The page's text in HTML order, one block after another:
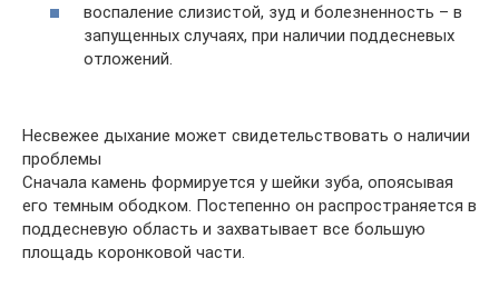
воспаление слизистой, зуд и болезненность – в
запущенных случаях, при наличии поддесневых
отложений.
Несвежее дыхание может свидетельствовать о наличии
проблемы
Сначала камень формируется у шейки зуба, опоясывая
его темным ободком. Постепенно он распространяется в
поддесневую область и захватывает все большую
площадь коронковой части.